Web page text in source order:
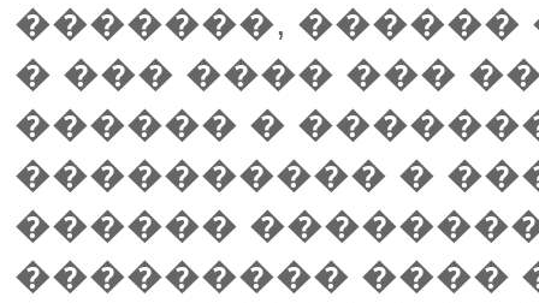
�������, ������
� ��� ���� ���
������ �
���������� �
������
��������� ����